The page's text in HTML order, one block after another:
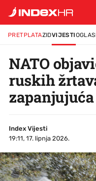
PRETPLATAZIDVIJESTI
NATO
ruskih
zapanjujuća
Index Vijesti
19:11, 17. lipnja 2026.